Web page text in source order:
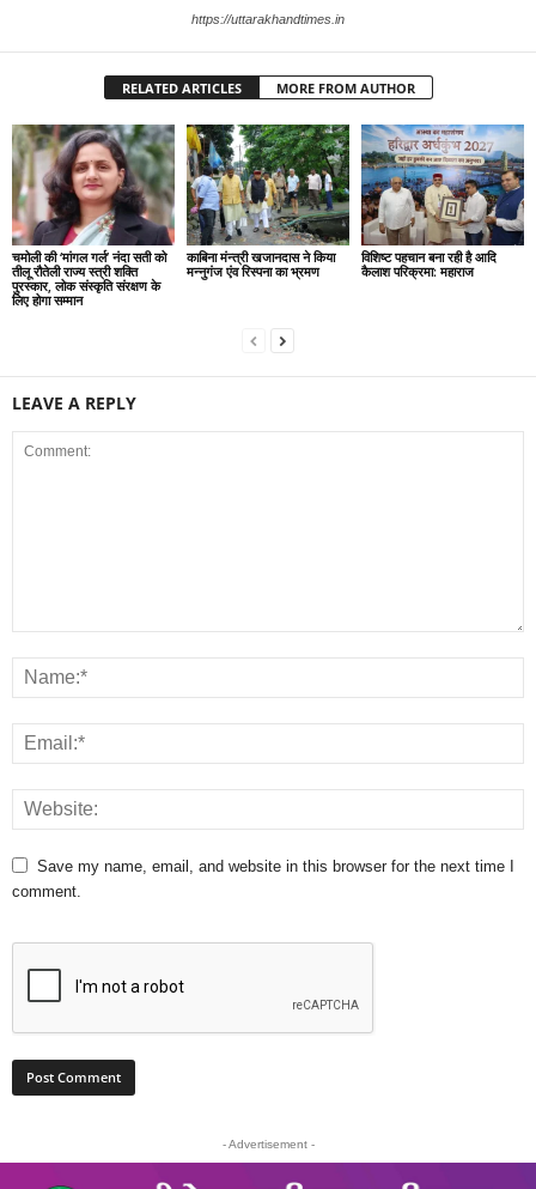
https://uttarakhandtimes.in
RELATED ARTICLES MORE FROM AUTHOR
चमोली की ‘मांगल गर्ल’ नंदा सती को
तीलू रौतेली राज्य स्त्री शक्ति
पुरस्कार, लोक संस्कृति संरक्षण के
लिए होगा सम्मान
काबिना मंन्त्री खजानदास ने किया
मन्नुगंज एंव रिस्पना का भ्रमण
विशिष्ट पहचान बना रही है आदि
कैलाश परिक्रमा: महाराज
LEAVE A REPLY
Save my name, email, and website in this browser for the next time I
comment.
- Advertisement -